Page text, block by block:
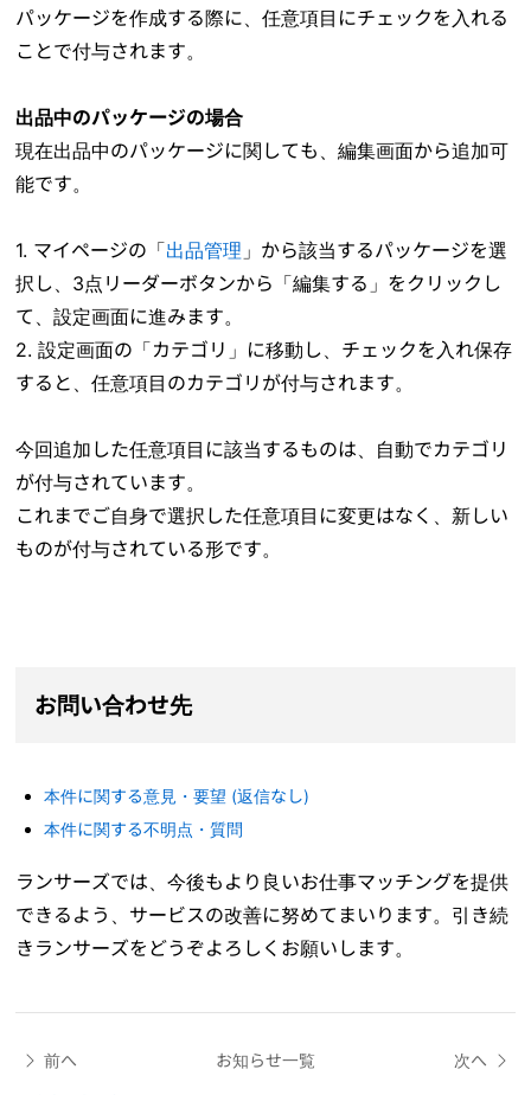
パッケージを作成する際に、任意項目にチェックを入れる
ことで付与されます。
出品中のパッケージの場合
現在出品中のパッケージに関しても、編集画面から追加可
能です。
1. マイページの「出品管理 」から該当するパッケージを選
択し、3点リーダーボタンから「編集する」をクリックし
て、設定画面に進みます。
2. 設定画面の「カテゴリ」に移動し、チェックを入れ保存
すると、任意項目のカテゴリが付与されます。
今回追加した任意項目に該当するものは、自動でカテゴリ
が付与されています。
これまでご自身で選択した任意項目に変更はなく、新しい
ものが付与されている形です。
お問い合わせ先
本件に関する意見・要望 (返信なし)
本件に関する不明点・質問
ランサーズでは、今後もより良いお仕事マッチングを提供
できるよう、サービスの改善に努めてまいります。引き続
きランサーズをどうぞよろしくお願いします。
前へ お知らせ一覧 次へ